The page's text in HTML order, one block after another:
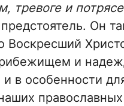
тревоге и
Он
Воскресший
и
в особенности
православных